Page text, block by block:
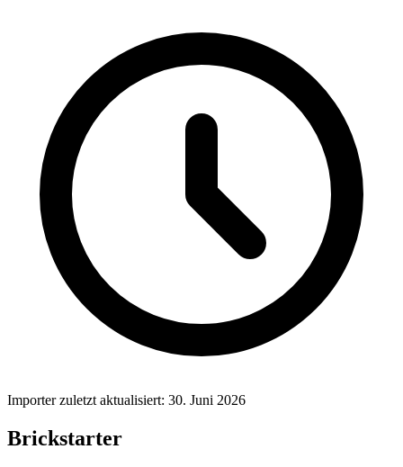
Importer zuletzt aktualisiert: 30. Juni 2026
Brickstarter